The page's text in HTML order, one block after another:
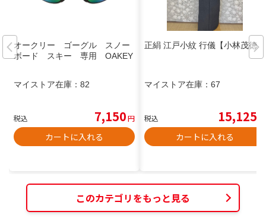
オークリー ゴーグル スノー
ボード スキー 専用 OAKEY
マイストア在庫： 82
税込 7,150円
カートに入れる
正絹 江戸小紋 行儀【小林茂徳】
マイストア在庫： 67
税込 15,125
カートに入れる
このカテゴリをもっと見る